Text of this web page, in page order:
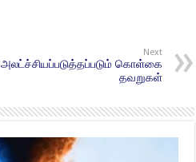
Next
அலட்ச்சியப்படுத்தப்படும் கொள்கை
தவறுகள்